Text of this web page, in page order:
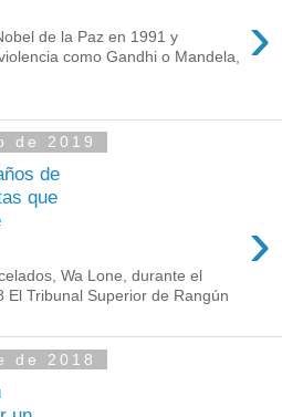
›
de la Paz en 1991 y
como Gandhi o Mandela,
de 2019
de
que
›
Wa Lone, durante el
El Tribunal Superior de Rangún
de 2018